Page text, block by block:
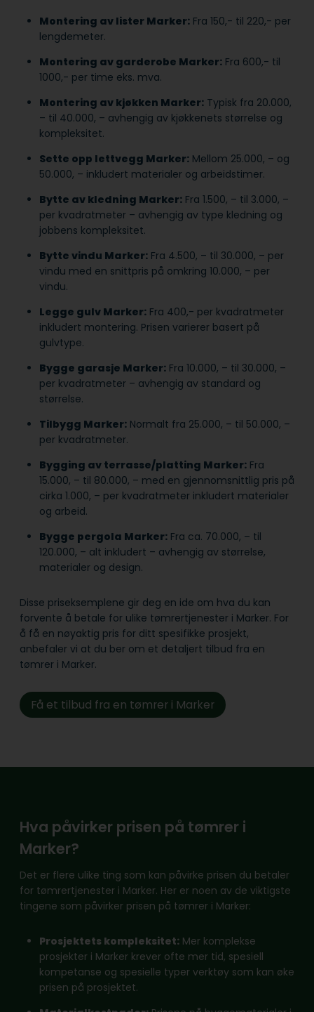
Montering av lister Marker: Fra 150,- til 220,- per
lengdemeter.
Montering av garderobe Marker: Fra 600,- til
1000,- per time eks. mva.
Montering av kjøkken Marker: Typisk fra 20.000,
– til 40.000, – avhengig av kjøkkenets størrelse og
kompleksitet.
Sette opp lettvegg Marker: Mellom 25.000, – og
50.000, – inkludert materialer og arbeidstimer.
Bytte av kledning Marker: Fra 1.500, – til 3.000, –
per kvadratmeter – avhengig av type kledning og
jobbens kompleksitet.
Bytte vindu Marker: Fra 4.500, – til 30.000, – per
vindu med en snittpris på omkring 10.000, – per
vindu.
Legge gulv Marker: Fra 400,- per kvadratmeter
inkludert montering. Prisen varierer basert på
gulvtype.
Bygge garasje Marker: Fra 10.000, – til 30.000, –
per kvadratmeter – avhengig av standard og
størrelse.
Tilbygg Marker: Normalt fra 25.000, – til 50.000, –
per kvadratmeter.
Bygging av terrasse/platting Marker: Fra
15.000, – til 80.000, – med en gjennomsnittlig pris på
cirka 1.000, – per kvadratmeter inkludert materialer
og arbeid.
Bygge pergola Marker: Fra ca. 70.000, – til
120.000, – alt inkludert – avhengig av størrelse,
materialer og design.
Disse priseksemplene gir deg en ide om hva du kan
forvente å betale for ulike tømrertjenester i Marker. For
å få en nøyaktig pris for ditt spesifikke prosjekt,
anbefaler vi at du ber om et detaljert tilbud fra en
tømrer i Marker.
Få et tilbud fra en tømrer i Marker
Hva påvirker prisen på tømrer i
Marker?
Det er flere ulike ting som kan påvirke prisen du betaler
for tømrertjenester i Marker. Her er noen av de viktigste
tingene som påvirker prisen på tømrer i Marker:
Prosjektets kompleksitet: Mer komplekse
prosjekter i Marker krever ofte mer tid, spesiell
kompetanse og spesielle typer verktøy som kan øke
prisen på prosjektet.